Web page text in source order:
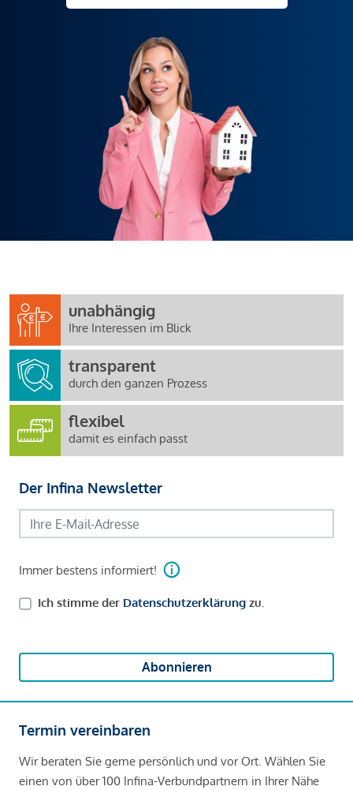
unabhängig
Ihre Interessen im Blick
transparent
durch den ganzen Prozess
flexibel
damit es einfach passt
Der Infina Newsletter
Immer bestens informiert!
Ich stimme der Datenschutzerklärung zu.
Abonnieren
Termin vereinbaren
Wir beraten Sie gerne persönlich und vor Ort. Wählen Sie
einen von über 100 Infina-Verbundpartnern in Ihrer Nähe